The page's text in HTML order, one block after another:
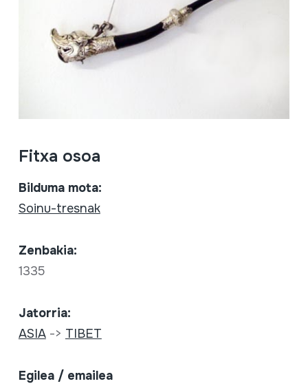
Fitxa osoa
Bilduma mota:
Soinu-tresnak
Zenbakia:
1335
Jatorria:
ASIA-> TIBET
Egilea / emailea